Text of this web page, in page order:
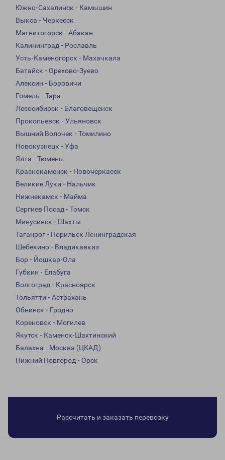
Южно-Сахалинск - Камышин
Выкса - Черкесск
Магнитогорск - Абакан
Калининград - Рославль
Усть-Каменогорск - Махачкала
Батайск - Орехово-Зуево
Алексин - Боровичи
Гомель - Тара
Лесосибирск - Благовещенск
Прокопьевск - Ульяновск
Вышний Волочек - Томилино
Новокузнецк - Уфа
Ялта - Тюмень
Краснокаменск - Новочеркасск
Великие Луки - Нальчик
Нижнекамск - Майма
Сергиев Посад - Томск
Минусинск - Шахты
Таганрог - Норильск Ленинградская
Шебекино - Владикавказ
Бор - Йошкар-Ола
Губкин - Елабуга
Волгоград - Красноярск
Тольятти - Астрахань
Обнинск - Гродно
Кореновск - Могилев
Якутск - Каменск-Шахтинский
Балахна - Москва (ЦКАД)
Нижний Новгород - Орск
Рассчитать и заказать перевозку